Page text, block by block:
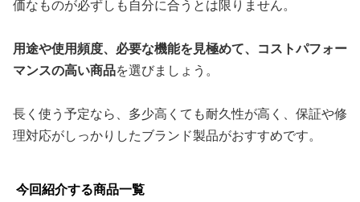
価なものが必ずしも自分に合うとは限りません。
用途や使用頻度、必要な機能を見極めて、コストパフォー
マンスの高い商品を選びましょう。
長く使う予定なら、多少高くても耐久性が高く、保証や修
理対応がしっかりしたブランド製品がおすすめです。
今回紹介する商品一覧